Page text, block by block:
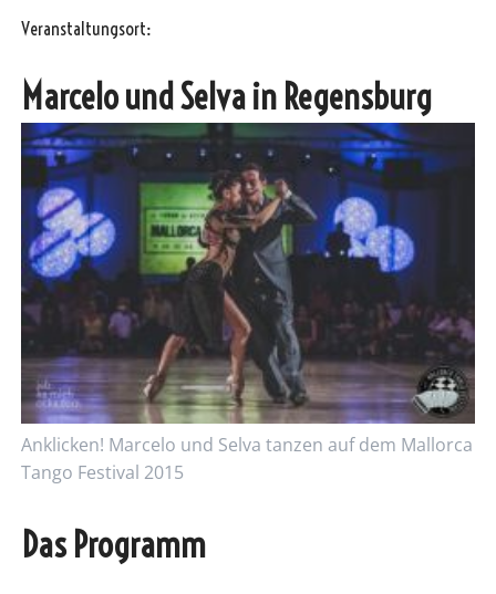
Veranstaltungsort:
Marcelo und Selva in Regensburg
Anklicken! Marcelo und Selva tanzen auf dem Mallorca
Tango Festival 2015
Das Programm